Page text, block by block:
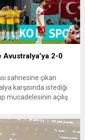
Avustralya’ya 2-0
sahnesine çıkan
karşısında istediği
mücadelesinin açılış
Avustralya